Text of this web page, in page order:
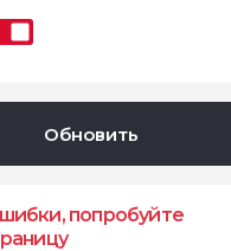
Обновить
попробуйте